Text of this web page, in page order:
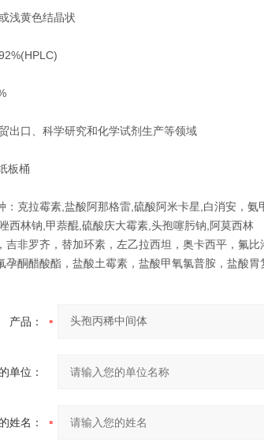
浅黄色结晶状
出口、科学研究和化学试剂生产等领域
板桶
：克拉霉素,盐酸阿那格雷,硫酸阿米卡星,白消安，氨
西林钠,甲萘醌,硫酸庆大霉素,头孢噻肟钠,阿莫西林
吉非罗齐，替加环素，左乙拉西坦，奥卡西平，氟比
孕酮醋酸酯，盐酸土霉素，盐酸甲氧氯普胺，盐酸胃
产品：
单位：
姓名：